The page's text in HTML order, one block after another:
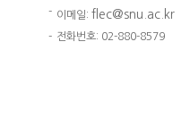
- 이메일: flec@snu.ac.kr
- 전화번호: 02-880-8579